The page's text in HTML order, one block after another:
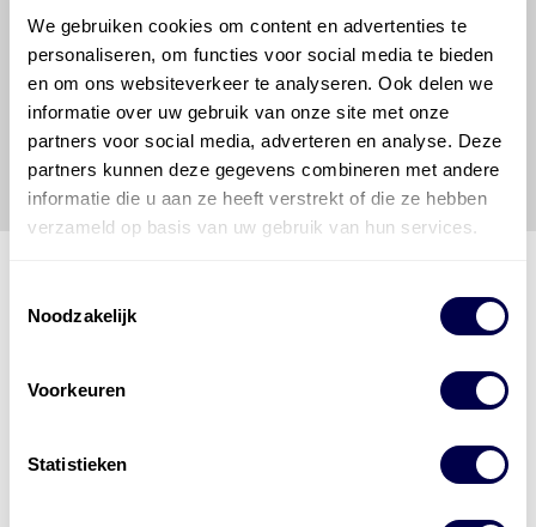
We gebruiken cookies om content en advertenties te
personaliseren, om functies voor social media te bieden
en om ons websiteverkeer te analyseren. Ook delen we
informatie over uw gebruik van onze site met onze
partners voor social media, adverteren en analyse. Deze
partners kunnen deze gegevens combineren met andere
informatie die u aan ze heeft verstrekt of die ze hebben
verzameld op basis van uw gebruik van hun services.
Noodzakelijk
Voorkeuren
Statistieken
om de vereiste onderhoudswerkzaamheden op een
veilige en verantwoorde manier uit te voeren. Hij/zij
vrijwaart en indemniseert de uitgever enDen Hartog
Energies voor enig verlies, letsel, claim en schade
veroorzaakt door een onjuiste interpretatie of een
onjuist gebruik van de gepubliceerde gegevens.